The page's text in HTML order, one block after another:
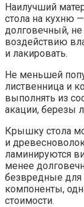
Наилучший
стола на кухню
долговечный,
воздействию
и лакировать.
Не меньшей
лиственница и
выполнять из
акации, березы
Крышку стола
и
ламинируются
менее
безвредные для
компоненты,
стоимости.